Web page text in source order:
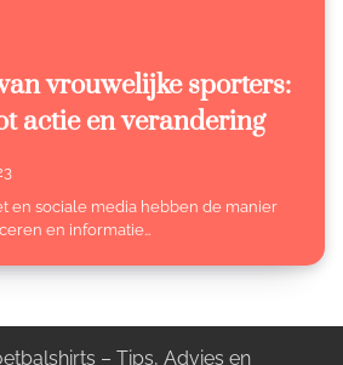
vrouwelijke sporters:
actie en verandering
en sociale media hebben de manier
en informatie…
– Tips, Advies en